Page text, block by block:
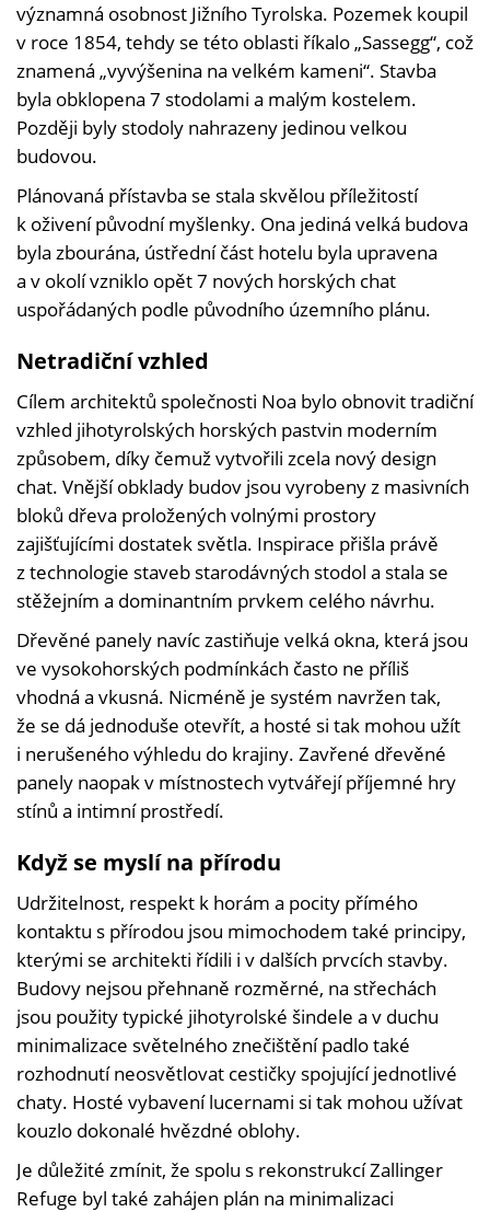
významná osobnost Jižního Tyrolska. Pozemek koupil
v roce 1854, tehdy se této oblasti říkalo „Sassegg“, což
znamená „vyvýšenina na velkém kameni“. Stavba
byla obklopena 7 stodolami a malým kostelem.
Později byly stodoly nahrazeny jedinou velkou
budovou.
Plánovaná přístavba se stala skvělou příležitostí
k oživení původní myšlenky. Ona jediná velká budova
byla zbourána, ústřední část hotelu byla upravena
a v okolí vzniklo opět 7 nových horských chat
uspořádaných podle původního územního plánu.
Netradiční vzhled
Cílem architektů společnosti Noa bylo obnovit tradiční
vzhled jihotyrolských horských pastvin moderním
způsobem, díky čemuž vytvořili zcela nový design
chat. Vnější obklady budov jsou vyrobeny z masivních
bloků dřeva proložených volnými prostory
zajišťujícími dostatek světla. Inspirace přišla právě
z technologie staveb starodávných stodol a stala se
stěžejním a dominantním prvkem celého návrhu.
Dřevěné panely navíc zastiňuje velká okna, která jsou
ve vysokohorských podmínkách často ne příliš
vhodná a vkusná. Nicméně je systém navržen tak,
že se dá jednoduše otevřít, a hosté si tak mohou užít
i nerušeného výhledu do krajiny. Zavřené dřevěné
panely naopak v místnostech vytvářejí příjemné hry
stínů a intimní prostředí.
Když se myslí na přírodu
Udržitelnost, respekt k horám a pocity přímého
kontaktu s přírodou jsou mimochodem také principy,
kterými se architekti řídili i v dalších prvcích stavby.
Budovy nejsou přehnaně rozměrné, na střechách
jsou použity typické jihotyrolské šindele a v duchu
minimalizace světelného znečištění padlo také
rozhodnutí neosvětlovat cestičky spojující jednotlivé
chaty. Hosté vybavení lucernami si tak mohou užívat
kouzlo dokonalé hvězdné oblohy.
Je důležité zmínit, že spolu s rekonstrukcí Zallinger
Refuge byl také zahájen plán na minimalizaci